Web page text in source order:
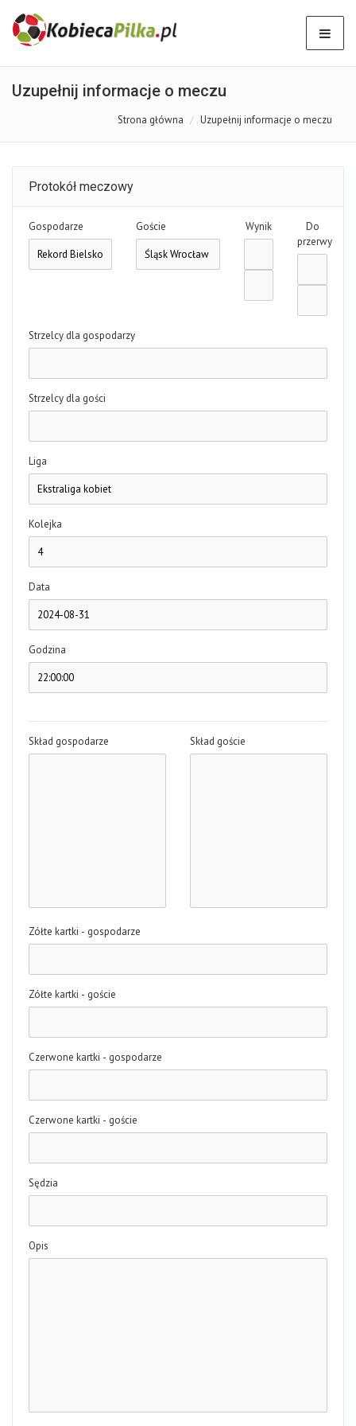
Uzupełnij informacje o meczu
Strona główna Uzupełnij informacje o meczu
Protokół meczowy
Gospodarze Goście Wynik
Do
przerwy
Strzelcy dla gospodarzy
Strzelcy dla gości
Liga
Kolejka
Data
Godzina
Skład gospodarze Skład goście
Zółte kartki - gospodarze
Zółte kartki - goście
Czerwone kartki - gospodarze
Czerwone kartki - goście
Sędzia
Opis